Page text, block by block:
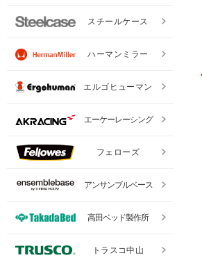
スチールケース
ハーマンミラー
エルゴヒューマン
エーケーレーシング
フェローズ
アンサンブルベース
高田ベッド製作所
トラスコ中山